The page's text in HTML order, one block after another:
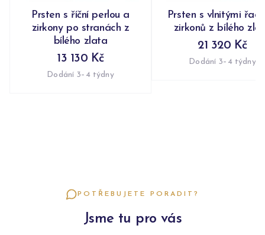
Prsten s říční perlou a
zirkony po stranách z
bílého zlata
13 130 Kč
Dodání 3–4 týdny
Prsten s vlnitými
zirkonů z bílého
21 320 Kč
Dodání 3–4 týdny
POTŘEBUJETE PORADIT?
Jsme tu pro vás